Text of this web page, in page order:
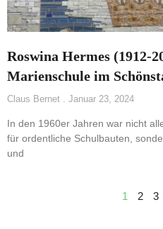
Roswina Hermes (1912-
Marienschule im
Claus Bernet Januar 23, 2024
In den 1960er Jahren war nicht
für ordentliche Schulbauten,
und
1 2 3